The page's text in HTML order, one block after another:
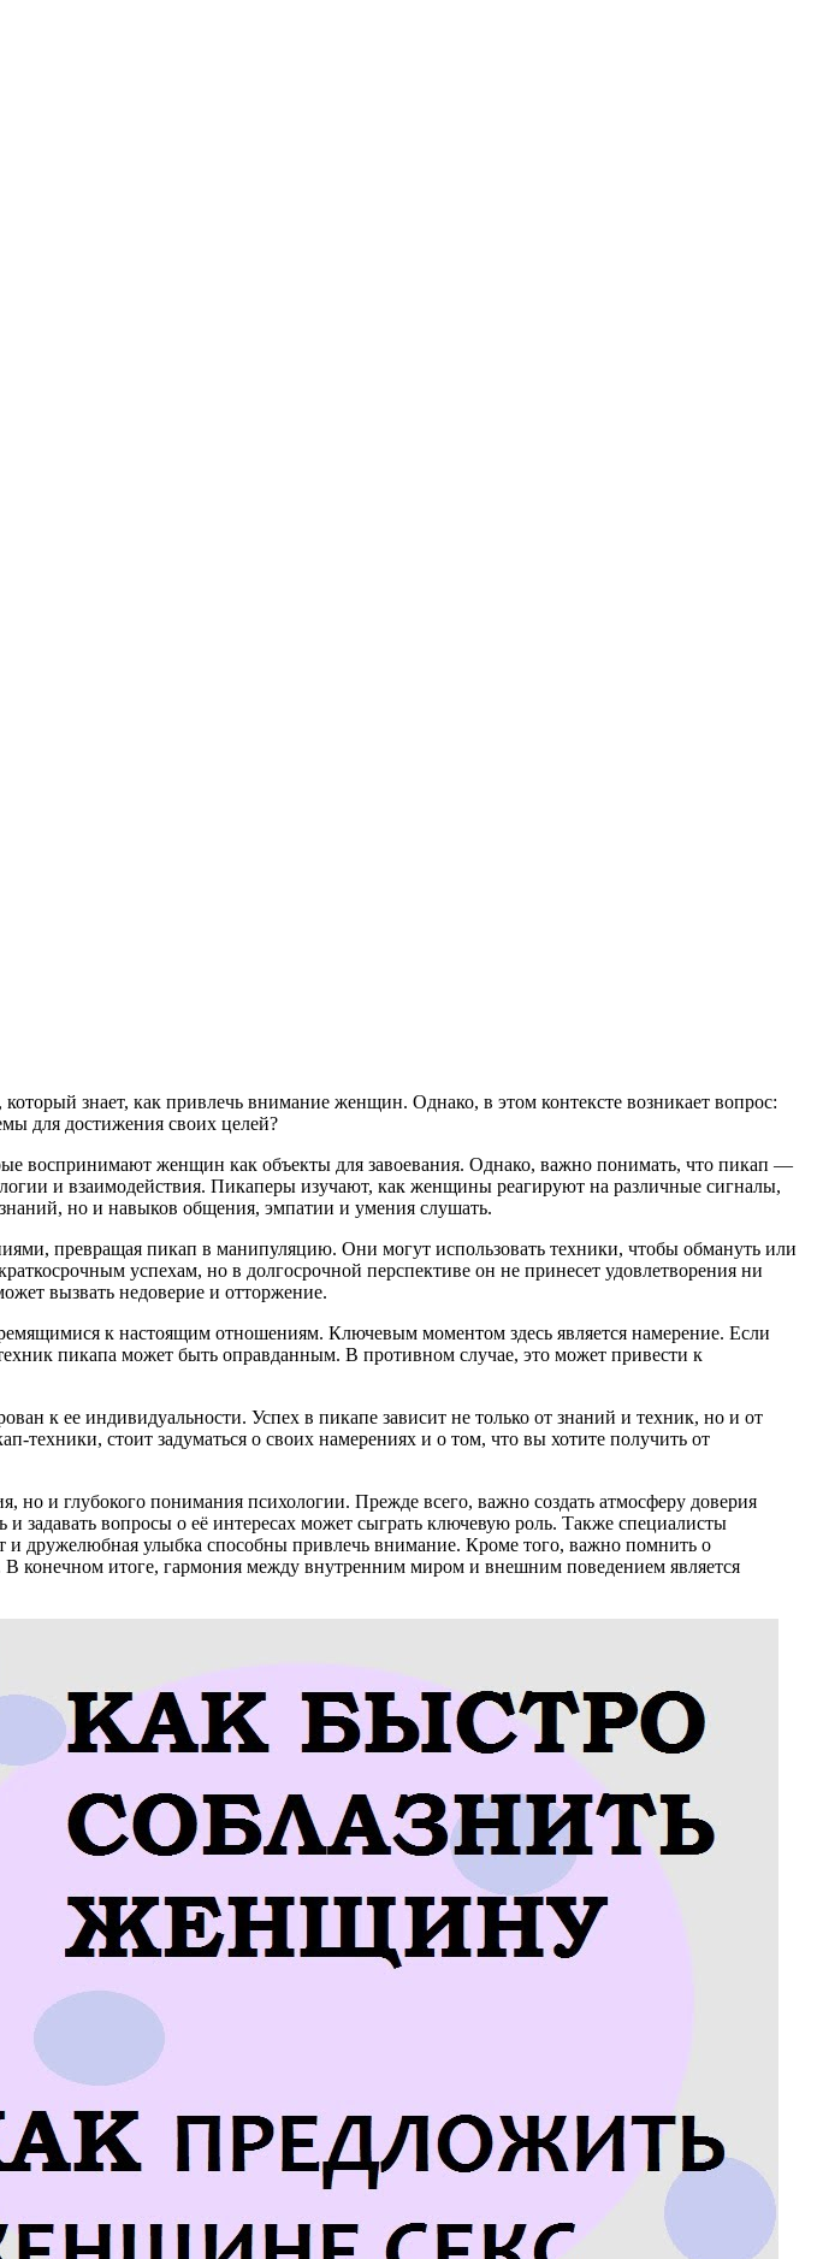
знает, как привлечь внимание женщин. Однако, в этом контексте возникает вопрос:
для достижения своих целей?
воспринимают женщин как объекты для завоевания. Однако, важно понимать, что пикап —
и взаимодействия. Пикаперы изучают, как женщины реагируют на различные сигналы,
но и навыков общения, эмпатии и умения слушать.
превращая пикап в манипуляцию. Они могут использовать техники, чтобы обмануть или
успехам, но в долгосрочной перспективе он не принесет удовлетворения ни
вызвать недоверие и отторжение.
к настоящим отношениям. Ключевым моментом здесь является намерение. Если
пикапа может быть оправданным. В противном случае, это может привести к
к ее индивидуальности. Успех в пикапе зависит не только от знаний и техник, но и от
стоит задуматься о своих намерениях и о том, что вы хотите получить от
и глубокого понимания психологии. Прежде всего, важно создать атмосферу доверия
вопросы о её интересах может сыграть ключевую роль. Также специалисты
и дружелюбная улыбка способны привлечь внимание. Кроме того, важно помнить о
конечном итоге, гармония между внутренним миром и внешним поведением является